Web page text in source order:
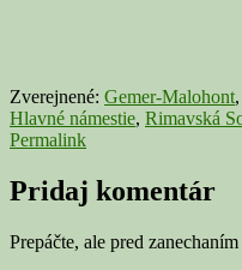
Zverejnené: Gemer-Malohont,
Hlavné námestie, Rimavská
Permalink
Pridaj komentár
Prepáčte, ale pred